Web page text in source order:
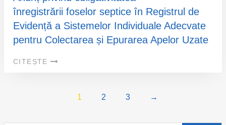
înregistrării foselor septice în Registrul de
Evidență a Sistemelor Individuale Adecvate
pentru Colectarea și Epurarea Apelor Uzate
CITEȘTE
1 2 3 →